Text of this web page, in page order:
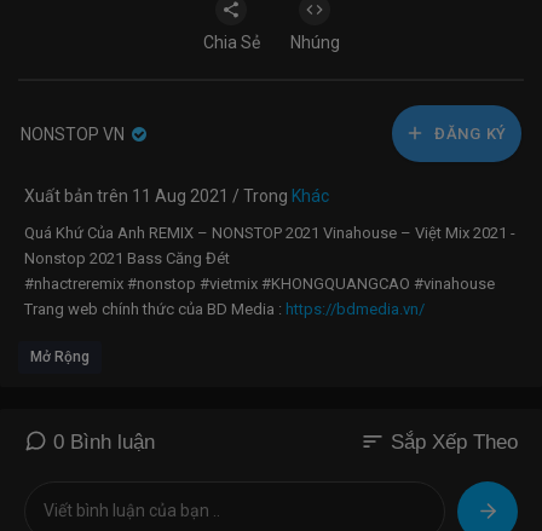
Chia Sẻ Nhúng
NONSTOP VN ĐĂNG KÝ
Xuất bản trên 11 Aug 2021 / Trong Khác
Quá Khứ Của Anh REMIX – NONSTOP 2021 Vinahouse – Việt Mix 2021 -
Nonstop 2021 Bass Căng Đét
#nhactreremix #nonstop #vietmix #KHONGQUANGCAO #vinahouse
Trang web chính thức của BD Media : https://bdmedia.vn/
Tracklist
03. Hương Hoa Phai Tàn
06. Chọn Ai Cũng Sai
Mở Rộng
0 Bình luận sort Sắp Xếp Theo